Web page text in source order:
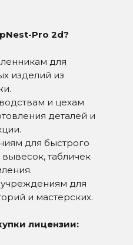
Pro 2d?
для
изделий из
и цехам
деталей и
для быстрого
табличек
учреждениям для
и мастерских.
лицензии: